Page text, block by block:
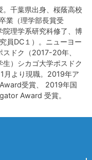
。千葉県出身、桜蔭高校
業（理学部長賞受
理学系研究科修了、博
員DC１）。ニューヨー
ドク（2017-20年、
）シカゴ大学ポスドク
月より現職。2019年ア
受賞、 2019年国
Award 受賞。